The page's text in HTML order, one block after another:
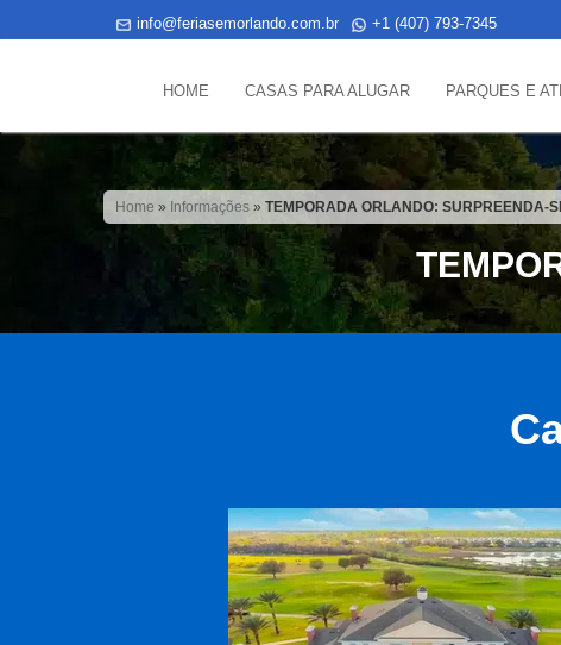
info@feriasemorlando.com.br +1 (407) 793-7345
HOME CASAS PARA ALUGAR PARQUES E
Home » Informações »TEMPORADA ORLANDO: SURPREENDA-